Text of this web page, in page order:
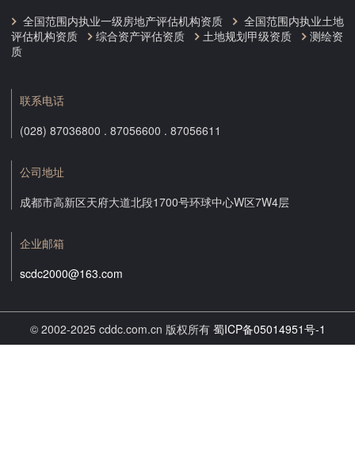
全国范围内执业一级房地产评估机构资质
全国范围内执业土地
评估机构资质
综合资产评估资质 土地规划甲级资质
测绘资
质
联系电话
(028) 87036800 . 87056600 . 87056611
公司地址
成都市高新区天府大道北段1700号环球中心W区7W4层
企业邮箱
scdc2000@163.com
© 2002-2025 cddc.com.cn 版权所有 蜀ICP备05014951号-1